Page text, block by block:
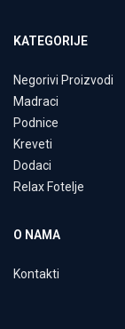
KATEGORIJE
Negorivi Proizvodi
Madraci
Podnice
Kreveti
Dodaci
Relax Fotelje
O NAMA
Kontakti